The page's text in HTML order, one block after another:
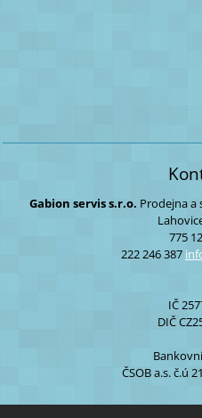
Gabion servis s.r.o. Prodejna a
775
222 246 387
IČ
DIČ
ČSOB a.s. č.ú